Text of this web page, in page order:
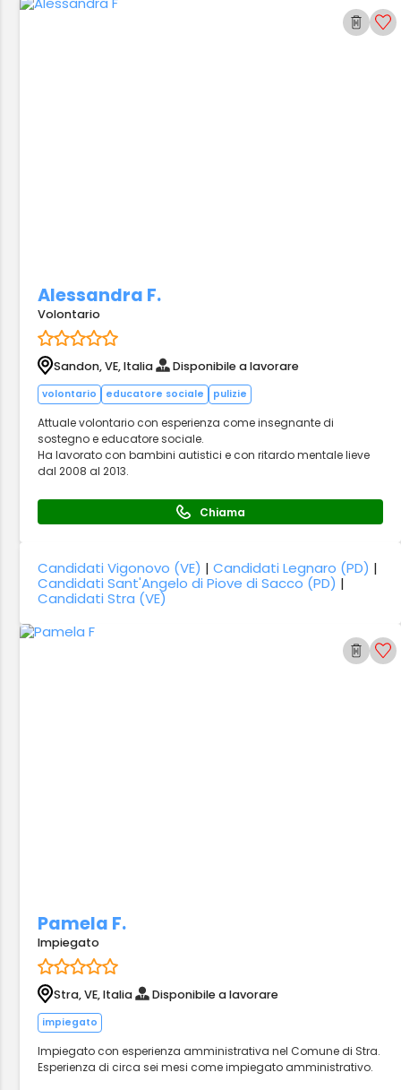
Alessandra F.
Volontario
Sandon, VE, Italia Disponibile a lavorare
volontario educatore sociale pulizie
Attuale volontario con esperienza come insegnante di
sostegno e educatore sociale.
Ha lavorato con bambini autistici e con ritardo mentale lieve
dal 2008 al 2013.
Chiama
Candidati Vigonovo (VE) |Candidati Legnaro (PD) |
Candidati Sant'Angelo di Piove di Sacco (PD) |
Candidati Stra (VE)
Pamela F.
Impiegato
Stra, VE, Italia Disponibile a lavorare
impiegato
Impiegato con esperienza amministrativa nel Comune di Stra.
Esperienza di circa sei mesi come impiegato amministrativo.